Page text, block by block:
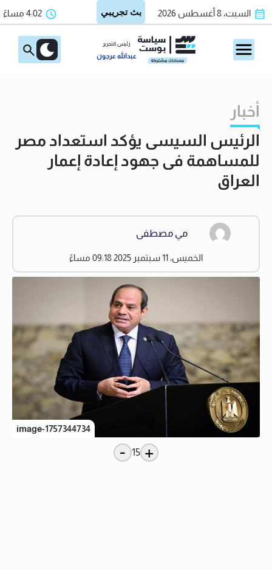
السبت، 8 أغسطس 2026 4:02 مساءً
رئيس التحرير
عبدالله عرجون
أخبار
الرئيس السيسى يؤكد استعداد مصر
للمساهمة فى جهود إعادة إعمار
العراق
مي مصطفى
الخميس، 11 سبتمبر 2025 09:18 مساءً
image-1757344734
+
15
-